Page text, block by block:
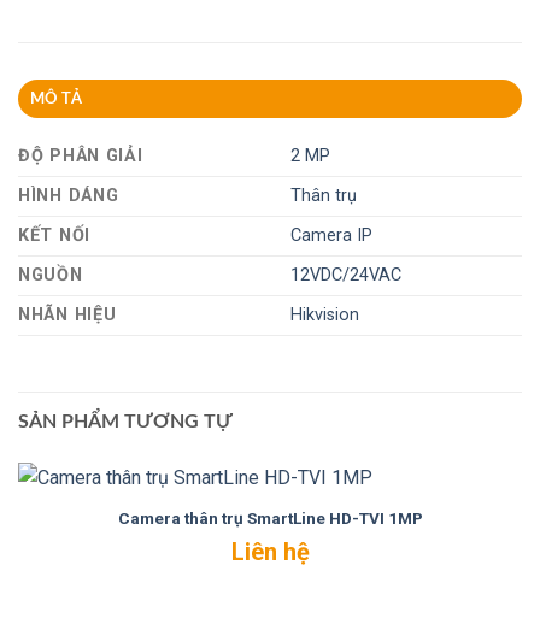
MÔ TẢ
ĐỘ PHÂN GIẢI
2 MP
HÌNH DÁNG
Thân trụ
KẾT NỐI
Camera IP
NGUỒN
12VDC/24VAC
NHÃN HIỆU
Hikvision
SẢN PHẨM TƯƠNG TỰ
Camera thân trụ SmartLine HD-TVI 1MP
Liên hệ